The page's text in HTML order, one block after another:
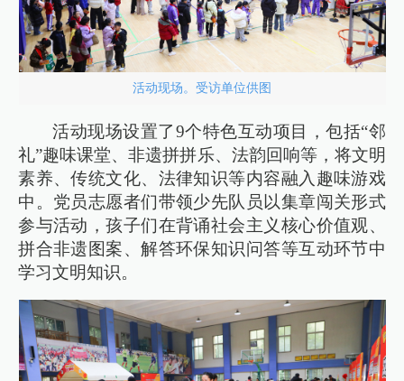
活动现场。受访单位供图
活动现场设置了9个特色互动项目，包括“邻
礼”趣味课堂、非遗拼拼乐、法韵回响等，将文明
素养、传统文化、法律知识等内容融入趣味游戏
中。党员志愿者们带领少先队员以集章闯关形式
参与活动，孩子们在背诵社会主义核心价值观、
拼合非遗图案、解答环保知识问答等互动环节中
学习文明知识。